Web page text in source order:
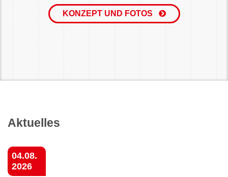
KONZEPT UND FOTOS
Aktuelles
04.08.
2026